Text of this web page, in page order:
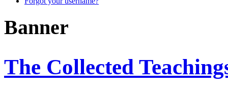
Banner
The Collected